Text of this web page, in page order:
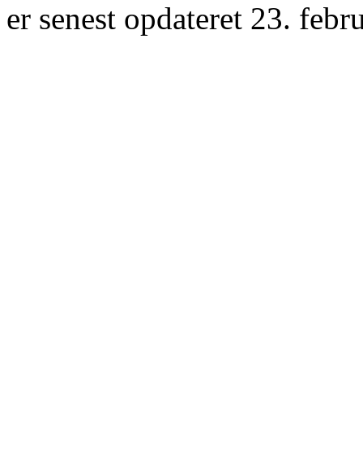
er senest opdateret 23.